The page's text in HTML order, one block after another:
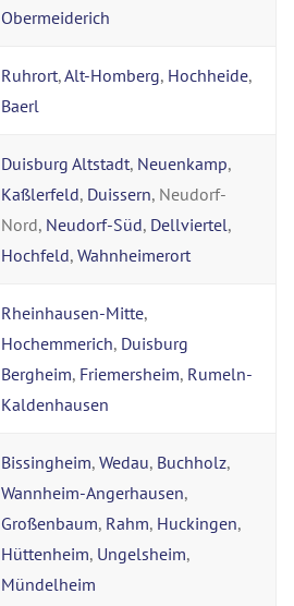
Obermeiderich
Ruhrort,Alt-Homberg, Hochheide,
Baerl
Duisburg Altstadt, Neuenkamp,
Kaßlerfeld, Duissern, Neudorf-
Nord, Neudorf-Süd, Dellviertel,
Hochfeld, Wahnheimerort
Rheinhausen-Mitte,
Hochemmerich, Duisburg
Bergheim, Friemersheim, Rumeln-
Kaldenhausen
Bissingheim, Wedau, Buchholz,
Wannheim-Angerhausen,
Großenbaum, Rahm, Huckingen,
Hüttenheim, Ungelsheim,
Mündelheim